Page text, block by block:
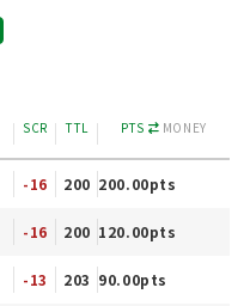
SCR TTL PTS MONEY
-16 200 200.00pts
-16 200 120.00pts
-13 203 90.00pts